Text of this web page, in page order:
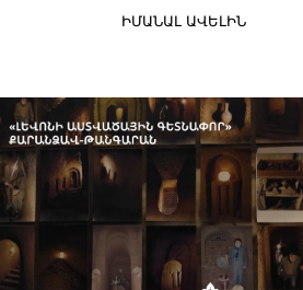
ԻՄԱՆԱԼ ԱՎԵԼԻՆ